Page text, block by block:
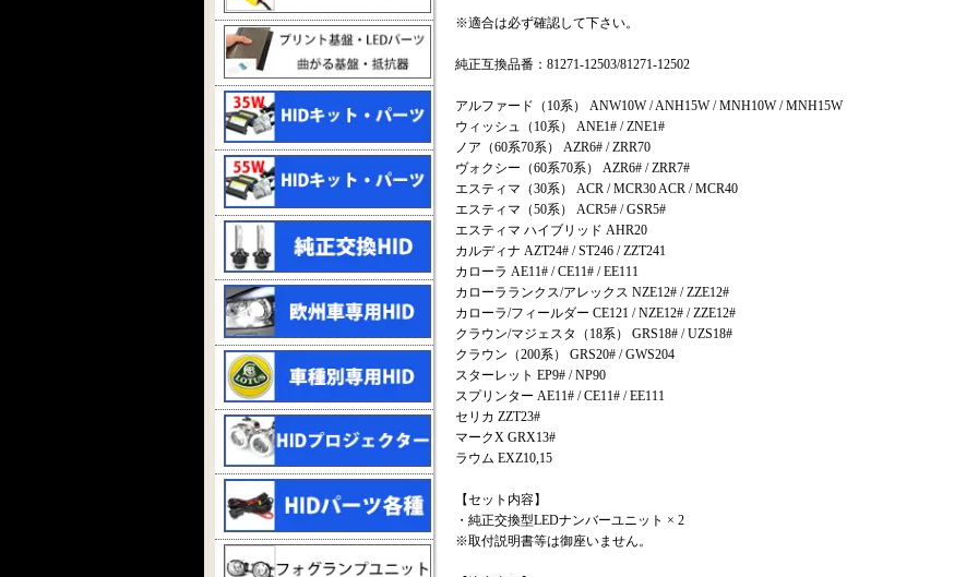
※適合は必ず確認して下さい。
純正互換品番：81271-12503/81271-12502
アルファード（10系） ANW10W / ANH15W / MNH10W / MNH15W
ウィッシュ（10系） ANE1# / ZNE1#
ノア（60系70系） AZR6# / ZRR70
ヴォクシー（60系70系） AZR6# / ZRR7#
エスティマ（30系） ACR / MCR30 ACR / MCR40
エスティマ（50系） ACR5# / GSR5#
エスティマ ハイブリッド AHR20
カルディナ AZT24# / ST246 / ZZT241
カローラ AE11# / CE11# / EE111
カローラランクス/アレックス NZE12# / ZZE12#
カローラ/フィールダー CE121 / NZE12# / ZZE12#
クラウン/マジェスタ（18系） GRS18# / UZS18#
クラウン（200系） GRS20# / GWS204
スターレット EP9# / NP90
スプリンター AE11# / CE11# / EE111
セリカ ZZT23#
マークX GRX13#
ラウム EXZ10,15
【セット内容】
・純正交換型LEDナンバーユニット × 2
※取付説明書等は御座いません。